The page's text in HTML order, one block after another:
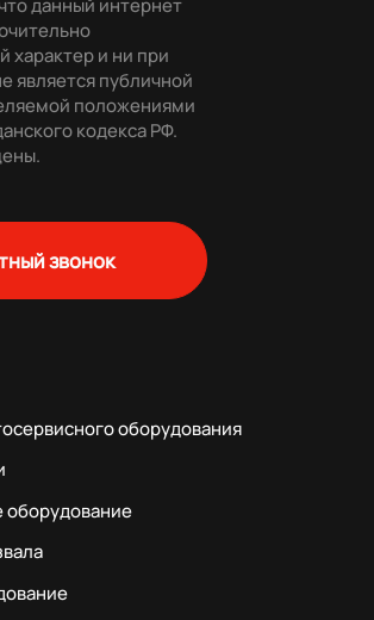
данный интернет
и ни при
является публичной
положениями
кодекса РФ.
звонок
оборудования